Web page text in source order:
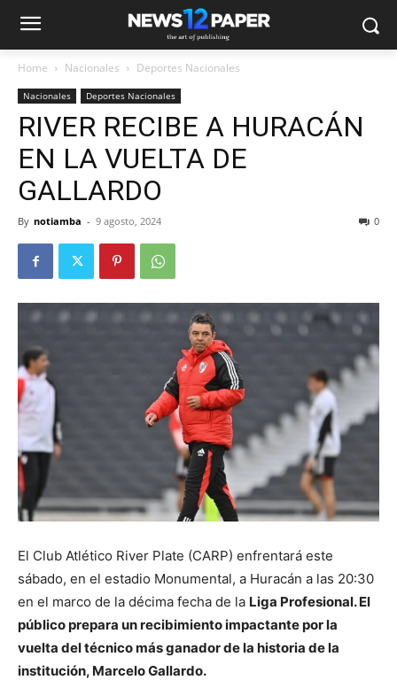
Home Nacionales Deportes Nacionales
Nacionales Deportes Nacionales
RIVER RECIBE A HURACÁN
EN LA VUELTA DE
GALLARDO
By notiamba - 9 agosto, 2024 0
El Club Atlético River Plate (CARP) enfrentará este
sábado, en el estadio Monumental, a Huracán a las 20:30
en el marco de la décima fecha de la Liga Profesional. El
público prepara un recibimiento impactante por la
vuelta del técnico más ganador de la historia de la
institución, Marcelo Gallardo.